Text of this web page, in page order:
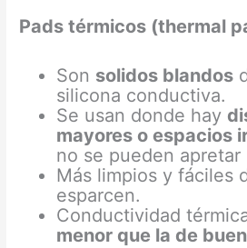
Pads térmicos (thermal
Son solidos blandos
silicona conductiva.
Se usan donde hay
mayores o espacios
no se pueden apretar
Más limpios y fáciles
esparcen.
Conductividad
menor que la de